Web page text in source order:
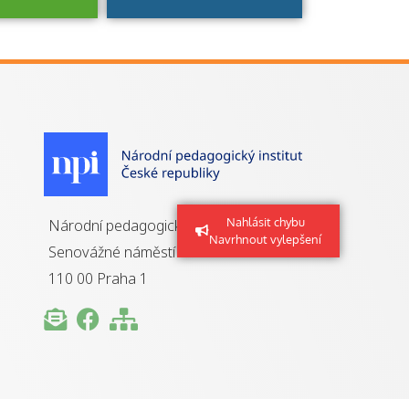
Nahlásit chybu
Navrhnout vylepšení
získání
Národní pedagogický institut ČR
Senovážné náměstí 25
110 00 Praha 1